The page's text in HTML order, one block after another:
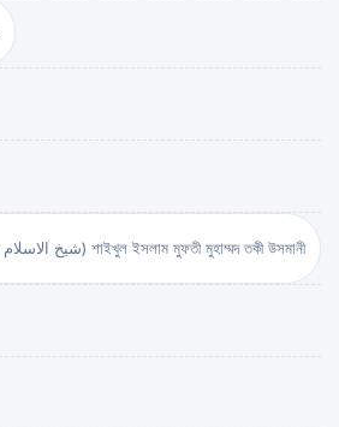
(شيخ الاسلام مفتي محمد تقي عثماني) শাইখুল ইসলাম মুফতী মুহাম্মদ তকী উসমানী